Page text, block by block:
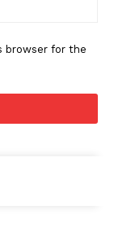
browser for the